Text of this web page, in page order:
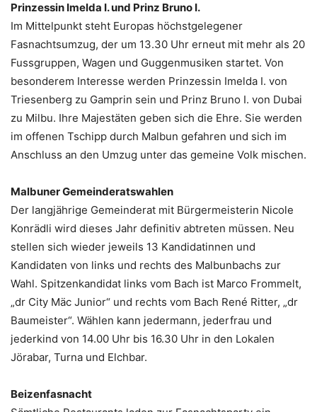
Prinzessin Imelda I. und Prinz Bruno I.
Im Mittelpunkt steht Europas höchstgelegener
Fasnachtsumzug, der um 13.30 Uhr erneut mit mehr als 20
Fussgruppen, Wagen und Guggenmusiken startet. Von
besonderem Interesse werden Prinzessin Imelda I. von
Triesenberg zu Gamprin sein und Prinz Bruno I. von Dubai
zu Milbu. Ihre Majestäten geben sich die Ehre. Sie werden
im offenen Tschipp durch Malbun gefahren und sich im
Anschluss an den Umzug unter das gemeine Volk mischen.
Malbuner Gemeinderatswahlen
Der langjährige Gemeinderat mit Bürgermeisterin Nicole
Konrädli wird dieses Jahr definitiv abtreten müssen. Neu
stellen sich wieder jeweils 13 Kandidatinnen und
Kandidaten von links und rechts des Malbunbachs zur
Wahl. Spitzenkandidat links vom Bach ist Marco Frommelt,
„dr City Mäc Junior“ und rechts vom Bach René Ritter, „dr
Baumeister“. Wählen kann jedermann, jederfrau und
jederkind von 14.00 Uhr bis 16.30 Uhr in den Lokalen
Jörabar, Turna und Elchbar.
Beizenfasnacht